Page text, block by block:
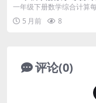
一练60天（口算能力
一年级下册数学综合计算每
0天详情 本套一年级下册数
计算每日一练资料...
5 月前 8
评论(0)